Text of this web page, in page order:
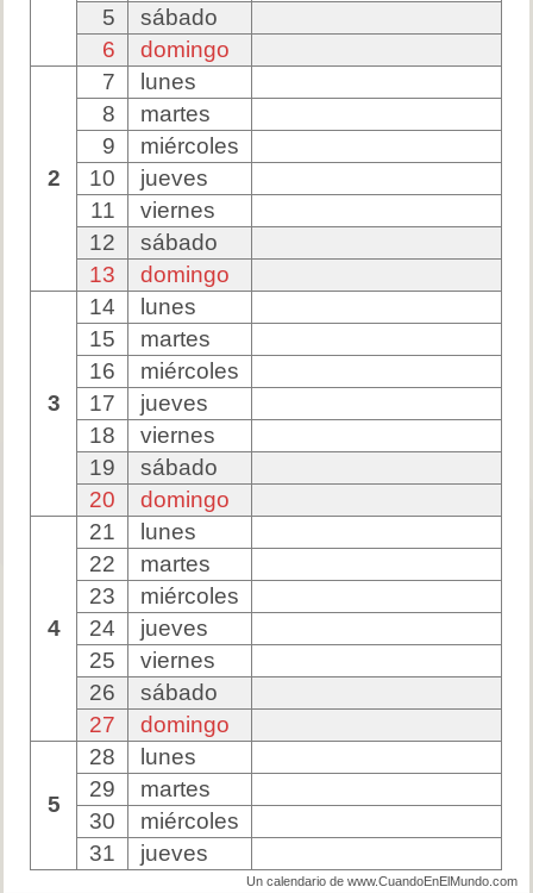
5
sábado
6
domingo
2
7
lunes
8
martes
9
miércoles
10
jueves
11
viernes
12
sábado
13
domingo
3
14
lunes
15
martes
16
miércoles
17
jueves
18
viernes
19
sábado
20
domingo
4
21
lunes
22
martes
23
miércoles
24
jueves
25
viernes
26
sábado
27
domingo
5
28
lunes
29
martes
30
miércoles
31
jueves
Un calendario de www.CuandoEnElMundo.com